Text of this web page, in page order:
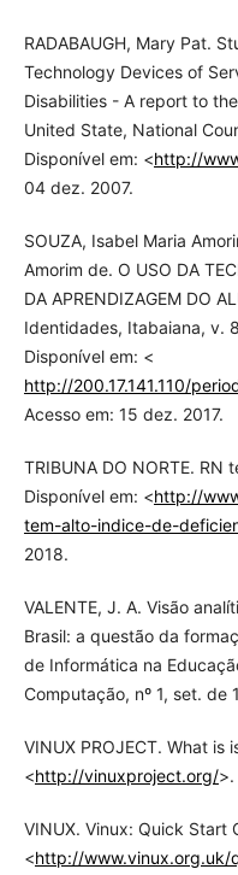
RADABAUGH, Mary Pat.
Technology Devices of
Disabilities - A report to
United State, National
Disponível em: <http://
04 dez. 2007.
SOUZA, Isabel Maria
Amorim de. O USO DA
DA APRENDIZAGEM DO
Identidades, Itabaiana, v.
Disponível em: <
http://200.17.141.110/
Acesso em: 15 dez. 2017.
TRIBUNA DO NORTE.
Disponível em: <http://
tem-alto-indice-de-
2018.
VALENTE, J. A. Visão
Brasil: a questão da
de Informática na
Computação, nº 1, set. de
VINUX PROJECT. What is
<http://vinuxproject.org/>.
VINUX. Vinux: Quick Start
<http://